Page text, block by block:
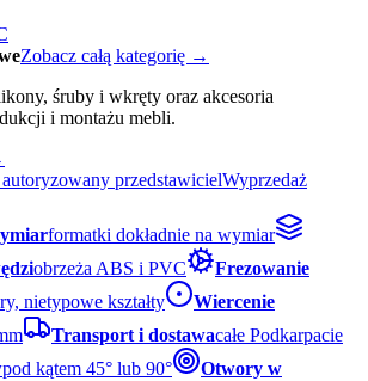
Zobacz całą kategorię →
śruby i wkręty oraz akcesoria
i montażu mebli.
przedstawicielWyprzedaż
formatki dokładnie na wymiar
obrzeża ABS i PVC
Frezowanie
nietypowe kształty
Wiercenie
Transport i dostawacałe Podkarpacie
pod kątem 45° lub 90°
Otwory w